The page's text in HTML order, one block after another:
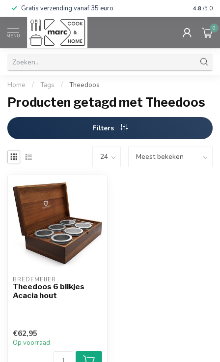
Gratis verzending vanaf 35 euro 4.8 /5.0
MENU
0
Home / Tags / Theedoos
Producten getagd met Theedoos
Filters
BREDEMEIJER
Theedoos 6 blikjes
Acacia hout
€62,95
Op voorraad